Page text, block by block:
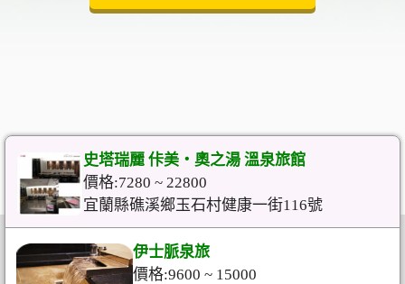
史塔瑞麗 佧美‧奧之湯 溫泉旅館
價格:7280 ~ 22800
宜蘭縣礁溪鄉玉石村健康一街116號
伊士脈泉旅
價格:9600 ~ 15000